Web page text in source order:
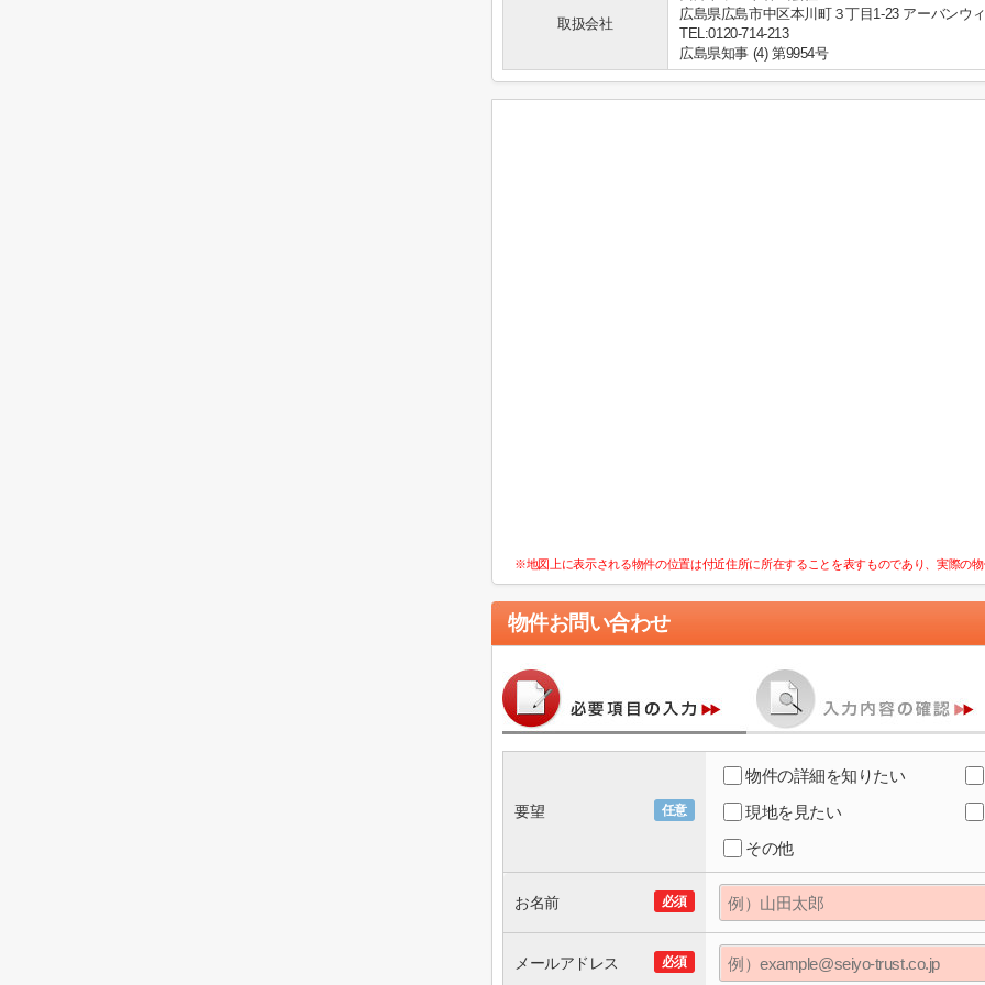
取扱会社
広島県広島市中区本川町３丁目1-23 アーバン
TEL:0120-714-213
広島県知事 (4) 第9954号
※地図上に表示される物件の位置は付近住所に所在することを表すものであり、実際の物
物件お問い合わせ
任意
要望
物件の詳細を知りたい
現地を見たい
その他
必須
お名前
必須
メールアドレス